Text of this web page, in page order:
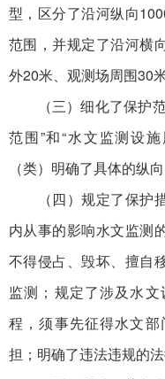
型，区分了沿河纵向
范围，并规定了沿河横
外20米、观测场周围30
（三）细化了保护范
范围”和“水文监测设
（类）明确了具体的纵
（四）规定了保护措
内从事的影响水文监测
不得侵占、毁坏、擅自
监测；规定了涉及水
程，须事先征得水文
担；明确了违法违规的法